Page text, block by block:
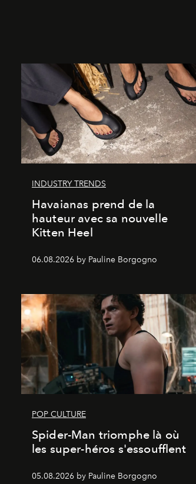
INDUSTRY TRENDS
Havaianas prend de la
hauteur avec sa nouvelle
Kitten Heel
06.08.2026 by Pauline Borgogno
POP CULTURE
Spider-Man triomphe là où
les super-héros s'essoufflent
05.08.2026 by Pauline Borgogno